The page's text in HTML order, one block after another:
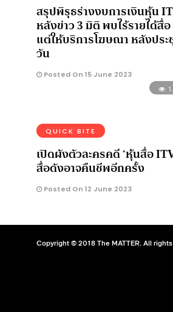
สรุปพิรุธร่างงบการเงินหุ้น
หลังข่าว 3 มิติ พบไร้รายได้สื่อ
แต่ให้บริการโฆษณา หลังประ
วัน
Posted On 15 June 2023
QUICK BITE
เปิดผังตัวละครคดี ‘หุ้นสื่อ
สื่อดังอาจคืนชีพอีกครั้ง
Posted On 12 June 2023
Copyright © 2018 The MATTER. All rights